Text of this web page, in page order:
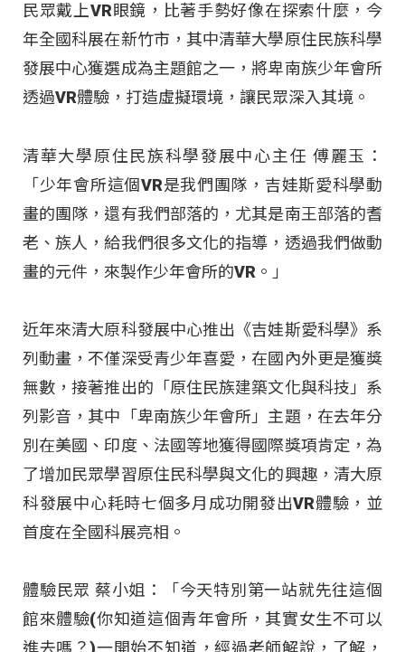
民眾戴上VR眼鏡，比著手勢好像在探索什麼，今
年全國科展在新竹市，其中清華大學原住民族科學
發展中心獲選成為主題館之一，將卑南族少年會所
透過VR體驗，打造虛擬環境，讓民眾深入其境。
清華大學原住民族科學發展中心主任 傅麗玉：
「少年會所這個VR是我們團隊，吉娃斯愛科學動
畫的團隊，還有我們部落的，尤其是南王部落的耆
老、族人，給我們很多文化的指導，透過我們做動
畫的元件，來製作少年會所的VR。」
近年來清大原科發展中心推出《吉娃斯愛科學》系
列動畫，不僅深受青少年喜愛，在國內外更是獲獎
無數，接著推出的「原住民族建築文化與科技」系
列影音，其中「卑南族少年會所」主題，在去年分
別在美國、印度、法國等地獲得國際獎項肯定，為
了增加民眾學習原住民科學與文化的興趣，清大原
科發展中心耗時七個多月成功開發出VR體驗，並
首度在全國科展亮相。
體驗民眾 蔡小姐：「今天特別第一站就先往這個
館來體驗(你知道這個青年會所，其實女生不可以